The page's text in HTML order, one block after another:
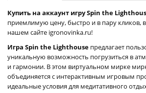
Купить на аккаунт игру Spin the
приемлимую цену, быстро и в пару кликов,
нашем сайте igronovinka.ru!
Игра Spin the Lighthouse предлагает
уникальную возможность погрузиться в
и гармонии. В этом виртуальном мирке
объединяется с интерактивным игровым
идеальные условия для медитативного